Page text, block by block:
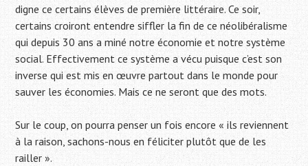
digne ce certains élèves de première littéraire. Ce soir,
certains croiront entendre siffler la fin de ce néolibéralisme
qui depuis 30 ans a miné notre économie et notre système
social. Effectivement ce système a vécu puisque c’est son
inverse qui est mis en œuvre partout dans le monde pour
sauver les économies. Mais ce ne seront que des mots.
Sur le coup, on pourra penser un fois encore « ils reviennent
à la raison, sachons-nous en féliciter plutôt que de les
railler ».